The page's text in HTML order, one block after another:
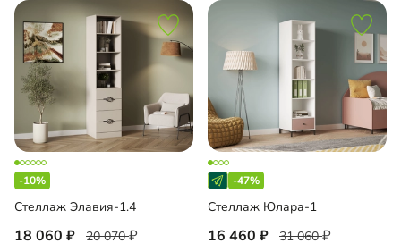
-10%
Стеллаж Элавия-1.4
18 060 20 070
-47%
Стеллаж Юлара-1
16 460 31 060